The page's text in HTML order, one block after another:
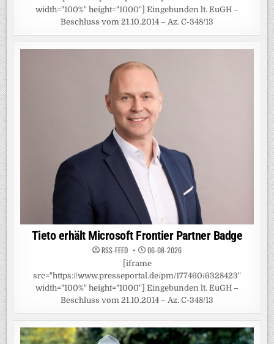
width="100%" height="1000"] Eingebunden lt. EuGH –
Beschluss vom 21.10.2014 – Az. C-348/13
Tieto erhält Microsoft Frontier Partner Badge
RSS-FEED 06-08-2026
[iframe
src="https://www.presseportal.de/pm/177460/6328423"
width="100%" height="1000"] Eingebunden lt. EuGH –
Beschluss vom 21.10.2014 – Az. C-348/13